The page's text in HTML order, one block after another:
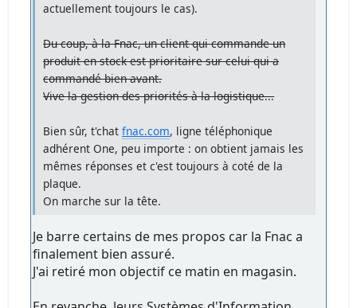
actuellement toujours le cas).
Du coup, à la Fnac, un client qui commande un
produit en stock est prioritaire sur celui qui a
commandé bien avant.
Vive la gestion des priorités à la logistique...
Bien sûr, t'chatfnac.com, ligne téléphonique
adhérent One, peu importe : on obtient jamais les
mêmes réponses et c'est toujours à coté de la
plaque.
On marche sur la tête.
Je barre certains de mes propos car la Fnac a
finalement bien assuré.
J'ai retiré mon objectif ce matin en magasin.